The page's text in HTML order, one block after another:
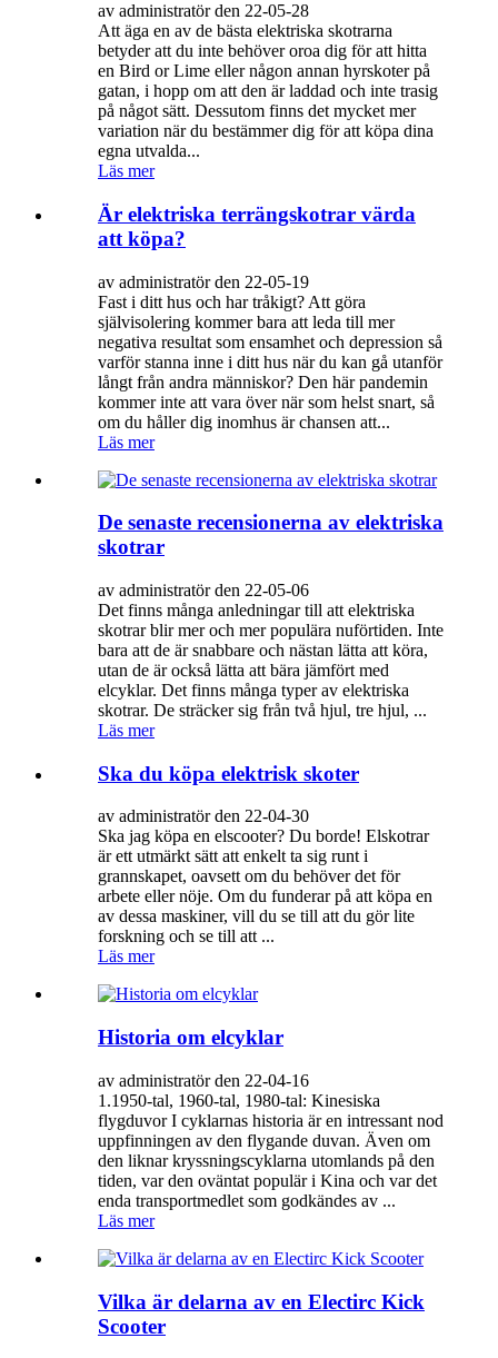
av administratör den 22-05-28
Att äga en av de bästa elektriska skotrarna
betyder att du inte behöver oroa dig för att hitta
en Bird or Lime eller någon annan hyrskoter på
gatan, i hopp om att den är laddad och inte trasig
på något sätt. Dessutom finns det mycket mer
variation när du bestämmer dig för att köpa dina
egna utvalda...
Läs mer
Är elektriska terrängskotrar värda
att köpa?
av administratör den 22-05-19
Fast i ditt hus och har tråkigt? Att göra
självisolering kommer bara att leda till mer
negativa resultat som ensamhet och depression så
varför stanna inne i ditt hus när du kan gå utanför
långt från andra människor? Den här pandemin
kommer inte att vara över när som helst snart, så
om du håller dig inomhus är chansen att...
Läs mer
De senaste recensionerna av elektriska
skotrar
av administratör den 22-05-06
Det finns många anledningar till att elektriska
skotrar blir mer och mer populära nuförtiden. Inte
bara att de är snabbare och nästan lätta att köra,
utan de är också lätta att bära jämfört med
elcyklar. Det finns många typer av elektriska
skotrar. De sträcker sig från två hjul, tre hjul, ...
Läs mer
Ska du köpa elektrisk skoter
av administratör den 22-04-30
Ska jag köpa en elscooter? Du borde! Elskotrar
är ett utmärkt sätt att enkelt ta sig runt i
grannskapet, oavsett om du behöver det för
arbete eller nöje. Om du funderar på att köpa en
av dessa maskiner, vill du se till att du gör lite
forskning och se till att ...
Läs mer
Historia om elcyklar
av administratör den 22-04-16
1.1950-tal, 1960-tal, 1980-tal: Kinesiska
flygduvor I cyklarnas historia är en intressant nod
uppfinningen av den flygande duvan. Även om
den liknar kryssningscyklarna utomlands på den
tiden, var den oväntat populär i Kina och var det
enda transportmedlet som godkändes av ...
Läs mer
Vilka är delarna av en Electirc Kick
Scooter